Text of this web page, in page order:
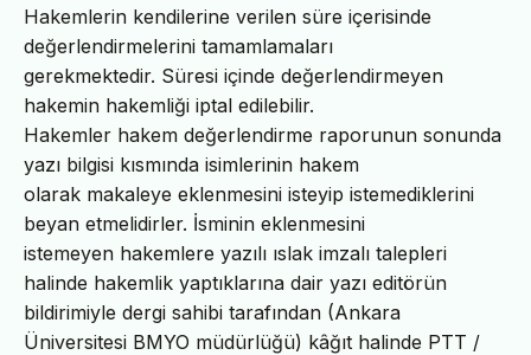
Hakemlerin kendilerine verilen süre içerisinde
değerlendirmelerini tamamlamaları
gerekmektedir. Süresi içinde değerlendirmeyen
hakemin hakemliği iptal edilebilir.
Hakemler hakem değerlendirme raporunun sonunda
yazı bilgisi kısmında isimlerinin hakem
olarak makaleye eklenmesini isteyip istemediklerini
beyan etmelidirler. İsminin eklenmesini
istemeyen hakemlere yazılı ıslak imzalı talepleri
halinde hakemlik yaptıklarına dair yazı editörün
bildirimiyle dergi sahibi tarafından (Ankara
Üniversitesi BMYO müdürlüğü) kâğıt halinde PTT /